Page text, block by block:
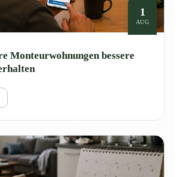
1
AUG
Monteurwohnungen bessere